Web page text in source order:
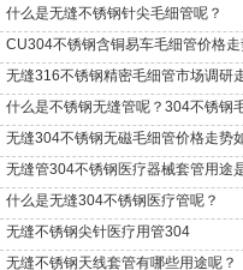
什么是无缝不锈钢针尖毛细管呢？
CU304不锈钢含铜易车毛细管价格
无缝316不锈钢精密毛细管市场调研
什么是不锈钢无缝管呢？304不锈钢
无缝304不锈钢无磁毛细管价格走势
无缝管304不锈钢医疗器械套管用途
什么是无缝304不锈钢医疗管呢？
无缝不锈钢尖针医疗用管304
无缝不锈钢天线套管有哪些用途呢？